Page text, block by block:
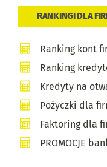
RANKINGI DLA
Ranking kont
Ranking
Kredyty na
Pożyczki dla
Faktoring dla
PROMOCJE